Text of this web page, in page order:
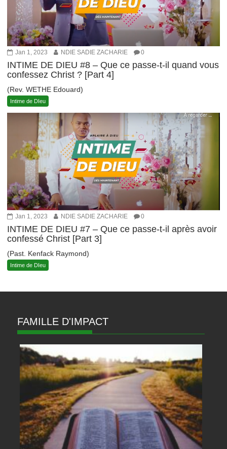
Jan 1, 2023 NDIE SADIE ZACHARIE 0
INTIME DE DIEU #8 – Que ce passe-t-il quand vous
confessez Christ ? [Part 4]
(Rev. WETHE Edouard)
Intime de DIeu
Jan 1, 2023 NDIE SADIE ZACHARIE 0
INTIME DE DIEU #7 – Que ce passe-t-il après avoir
confessé Christ [Part 3]
(Past. Kenfack Raymond)
Intime de DIeu
FAMILLE D'IMPACT